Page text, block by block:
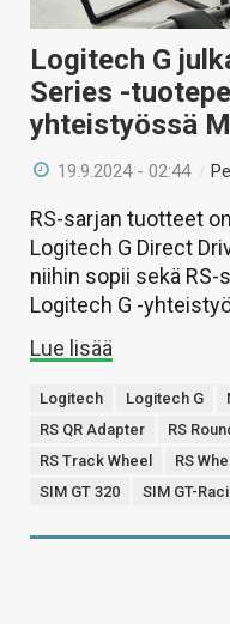
HAKU
Logitech G
Series -
yhteistyössä
19.9.2024 - 02:44 /
RS-sarjan tuotteet
Logitech G Direct
niihin sopii sekä RS-
Logitech G -
Lue lisää
Logitech Logitech G
RS QR Adapter
RS
RS Track Wheel
RS
SIM GT 320
SIM GT-